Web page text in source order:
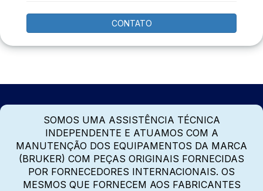
CONTATO
SOMOS UMA ASSISTÊNCIA TÉCNICA
INDEPENDENTE E ATUAMOS COM A
MANUTENÇÃO DOS EQUIPAMENTOS DA MARCA
(BRUKER) COM PEÇAS ORIGINAIS FORNECIDAS
POR FORNECEDORES INTERNACIONAIS. OS
MESMOS QUE FORNECEM AOS FABRICANTES